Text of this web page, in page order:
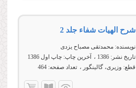
شرح الهیات شفاء جلد 2
نویسنده: محمدتقی مصباح یزدی
تاریخ نشر: 1386 آخرین چاپ: چاپ اول 1386
قطع: وزیری، گالینگور تعداد صفحه: 464